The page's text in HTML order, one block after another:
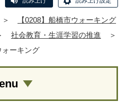
＞
【0208】船橋市ウォーキング
社会教育・生涯学習の推進
＞
ォーキング